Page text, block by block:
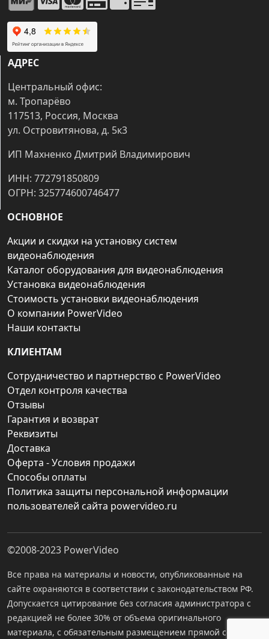
АДРЕС
Центральный офис:
м. Тропарёво
117513, Россия, Москва
ул. Островитянова, д. 5к3
ИП Махненко Дмитрий Владимирович
ИНН: 772791850809
ОГРН: 325774600746477
ОСНОВНОЕ
Акции и скидки на установку систем
видеонаблюдения
Каталог оборудования для видеонаблюдения
Установка видеонаблюдения
Стоимость установки видеонаблюдения
О компании PowerVideo
Наши контакты
КЛИЕНТАМ
Сотрудничество и партнерство с PowerVideo
Отдел контроля качества
Отзывы
Гарантия и возврат
Реквизиты
Доставка
Оферта - Условия продажи
Способы оплаты
Политика защиты персональной информации
пользователей сайта powervideo.ru
©2008-2023 PowerVideo
Все права на материалы и новости, опубликованные на
сайте охраняются в соответствии с законодательством РФ.
Допускается цитирование без согласия администратора с
редакцией не более 30% от объема оригинального
материала, с обязательным размещением прямой ссылки